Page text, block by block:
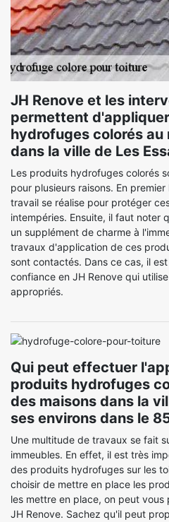
JH Renove et les
permettent
hydrofuges colorés
dans la ville de Les
Les produits hydrofuges colorés
pour plusieurs raisons. En
travail se réalise pour protéger
intempéries. Ensuite, il faut noter
un supplément de charme à
travaux d'application de ces
sont contactés. Dans ce cas, il
confiance en JH Renove qui
appropriés.
Qui peut effectuer
produits hydrofuges
des maisons dans la
ses environs dans le
Une multitude de travaux se fait
immeubles. En effet, il est très
des produits hydrofuges sur les
choisir de mettre en place les
les mettre en place, on peut
JH Renove. Sachez qu'il peut